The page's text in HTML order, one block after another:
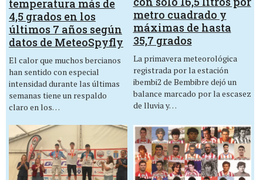
temperatura más de
4,5 grados en los
últimos 7 años según
datos de MeteoSpyfly
El calor que muchos bercianos
han sentido con especial
intensidad durante las últimas
semanas tiene un respaldo
claro en los…
metro cuadrado y
máximas de hasta
35,7 grados
La primavera meteorológica
registrada por la estación
ibembi2 de Bembibre dejó un
balance marcado por la escasez
de lluvia y…